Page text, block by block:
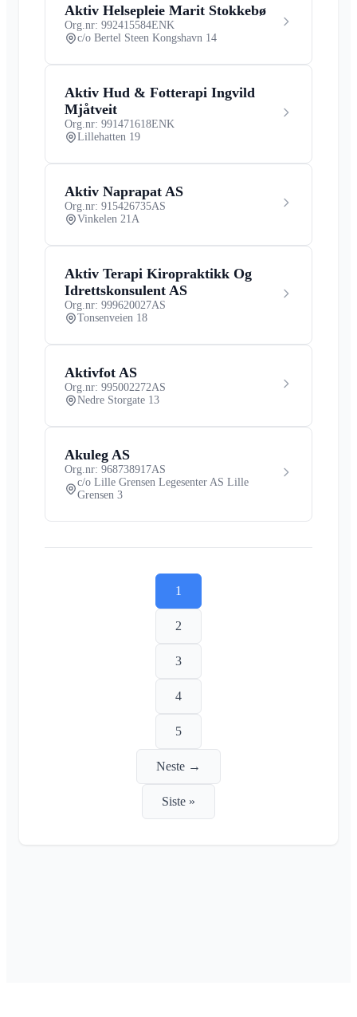
Aktiv Helsepleie Marit Stokkebø
Org.nr: 992415584ENK
c/o Bertel Steen Kongshavn 14
Aktiv Hud & Fotterapi Ingvild
Mjåtveit
Org.nr: 991471618ENK
Lillehatten 19
Aktiv Naprapat AS
Org.nr: 915426735AS
Vinkelen 21A
Aktiv Terapi Kiropraktikk Og
Idrettskonsulent AS
Org.nr: 999620027AS
Tonsenveien 18
Aktivfot AS
Org.nr: 995002272AS
Nedre Storgate 13
Akuleg AS
Org.nr: 968738917AS
c/o Lille Grensen Legesenter AS Lille
Grensen 3
1
2
3
4
5
Neste →
Siste »